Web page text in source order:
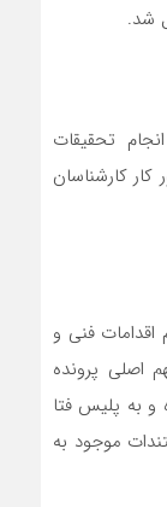
شد.
تحقیقات
کارشناسان
اقدامات فنی و
اصلی پرونده
و به پلیس فتا
موجود به